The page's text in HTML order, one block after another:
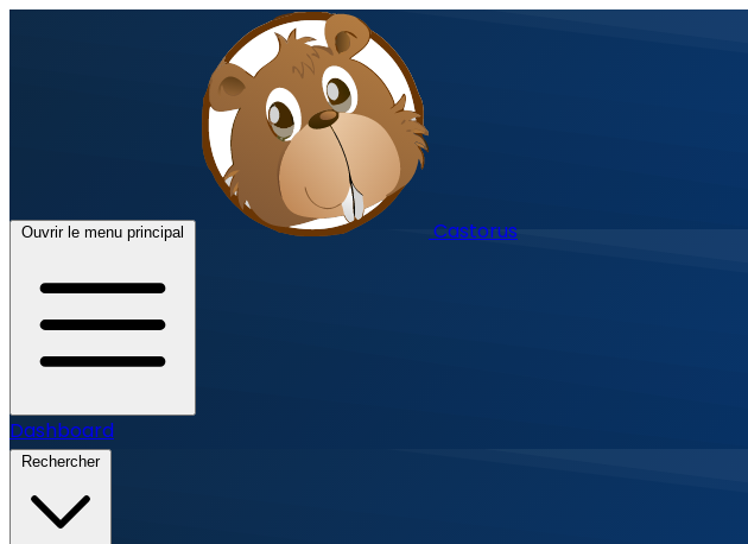
Ouvrir le menu principal Castorus
Dashboard
Rechercher